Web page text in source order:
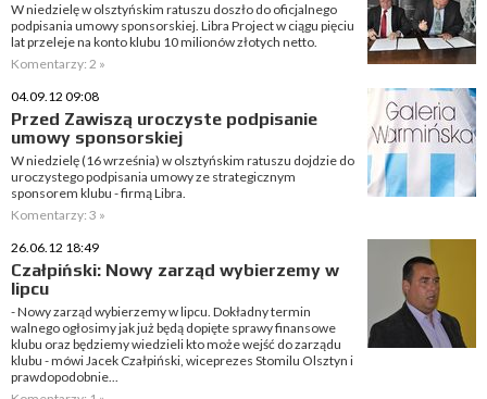
W niedzielę w olsztyńskim ratuszu doszło do oficjalnego
podpisania umowy sponsorskiej. Libra Project w ciągu pięciu
lat przeleje na konto klubu 10 milionów złotych netto.
Komentarzy: 2 »
04.09.12 09:08
Przed Zawiszą uroczyste podpisanie
umowy sponsorskiej
W niedzielę (16 września) w olsztyńskim ratuszu dojdzie do
uroczystego podpisania umowy ze strategicznym
sponsorem klubu - firmą Libra.
Komentarzy: 3 »
26.06.12 18:49
Czałpiński: Nowy zarząd wybierzemy w
lipcu
- Nowy zarząd wybierzemy w lipcu. Dokładny termin
walnego ogłosimy jak już będą dopięte sprawy finansowe
klubu oraz będziemy wiedzieli kto może wejść do zarządu
klubu - mówi Jacek Czałpiński, wiceprezes Stomilu Olsztyn i
prawdopodobnie...